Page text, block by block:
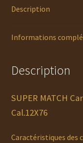
Description
Informations
Description
SUPER MATCH
Cal.12X76
Caractéristiques des